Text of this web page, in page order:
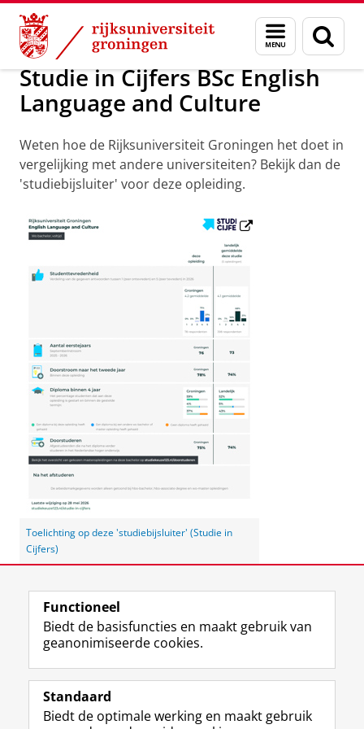
Skip
Content
Skip
Navigation
Menu
en
zoeken
Onderwijs English Language and Culture
Studie in Cijfers BSc English
Language and Culture
Weten hoe de Rijksuniversiteit Groningen het doet in
vergelijking met andere universiteiten? Bekijk dan de
'studiebijsluiter' voor deze opleiding.
Toelichting op deze 'studiebijsluiter' (Studie in
Cijfers)
Laatst gewijzigd: 03 juni 2026 13:26
Volg de RUG
F
a
e
L
i
k
R
S
-
I
n
t
Y
o
T
Studiekiezers
Functioneel
Biedt de basisfuncties en maakt gebruik van
geanonimiseerde cookies.
Standaard
Biedt de optimale werking en maakt gebruik